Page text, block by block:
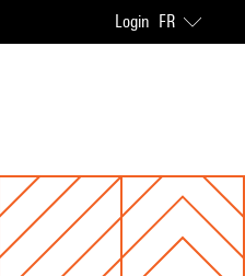
Login FR